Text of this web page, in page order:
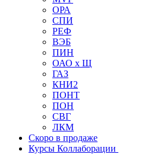
ОРА
СПИ
РЕФ
ВЭБ
ПИН
ОАО х Щ
ГАЗ
КНИ2
ПОНТ
ПОН
СВГ
ЛКМ
Скоро в продаже
Курсы Коллаборации